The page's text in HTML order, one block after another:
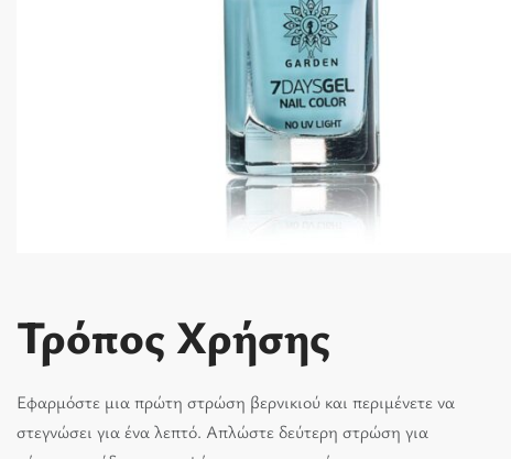
Τρόπος Χρήσης
Εφαρμόστε μια πρώτη στρώση βερνικιού και περιμένετε να
στεγνώσει για ένα λεπτό. Απλώστε δεύτερη στρώση για